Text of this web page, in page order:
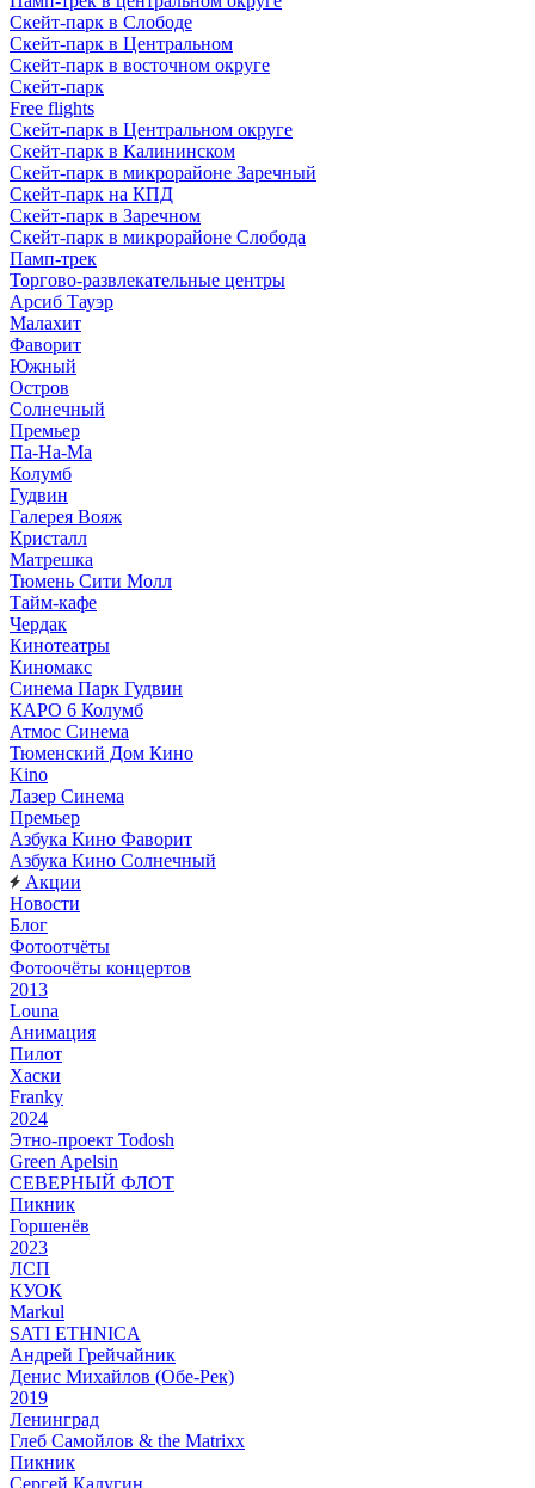
Скейт-парк в Слободе
Скейт-парк в Центральном
Скейт-парк в восточном округе
Скейт-парк
Free flights
Скейт-парк в Центральном округе
Скейт-парк в Калининском
Скейт-парк в микрорайоне Заречный
Скейт-парк на КПД
Скейт-парк в Заречном
Скейт-парк в микрорайоне Слобода
Памп-трек
Торгово-развлекательные центры
Арсиб Тауэр
Малахит
Фаворит
Южный
Остров
Солнечный
Премьер
Па-На-Ма
Колумб
Гудвин
Галерея Вояж
Кристалл
Матрешка
Тюмень Сити Молл
Тайм-кафе
Чердак
Кинотеатры
Киномакс
Синема Парк Гудвин
КАРО 6 Колумб
Атмос Синема
Тюменский Дом Кино
Kino
Лазер Синема
Премьер
Азбука Кино Фаворит
Азбука Кино Солнечный
Акции
Новости
Блог
Фотоотчёты
Фотоочёты концертов
2013
Louna
Анимация
Пилот
Хаски
Franky
2024
Этно-проект Todosh
Green Apelsin
СЕВЕРНЫЙ ФЛОТ
Пикник
Горшенёв
2023
ЛСП
КУОК
Markul
SATI ETHNICA
Андрей Грейчайник
Денис Михайлов (Обе-Рек)
2019
Ленинград
Глеб Самойлов & the Matrixx
Пикник
Сергей Калугин